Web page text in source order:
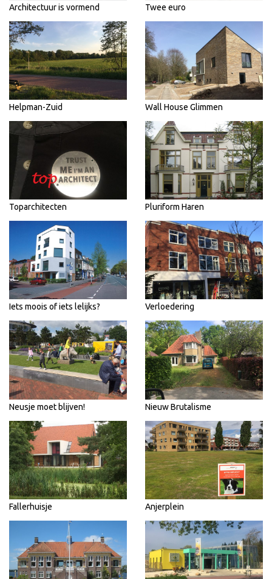
Architectuur is vormend Twee euro
Helpman-Zuid Wall House Glimmen
Toparchitecten Pluriform Haren
Iets moois of iets lelijks? Verloedering
Neusje moet blijven! Nieuw Brutalisme
Fallerhuisje Anjerplein